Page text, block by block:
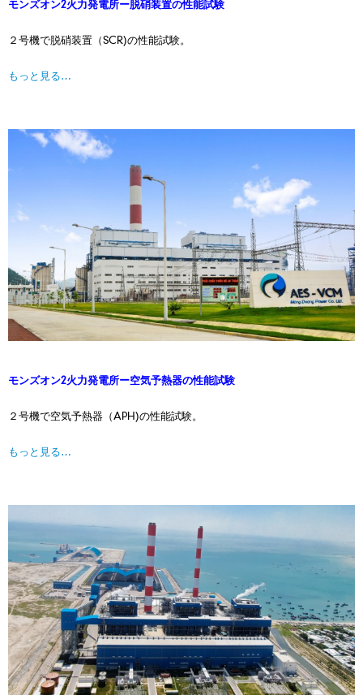
モンズオン2火力発電所ー脱硝装置の性能試験
２号機で脱硝装置（SCR)の性能試験。
もっと見る…
モンズオン2火力発電所ー空気予熱器の性能試験
２号機で空気予熱器（APH)の性能試験。
もっと見る…